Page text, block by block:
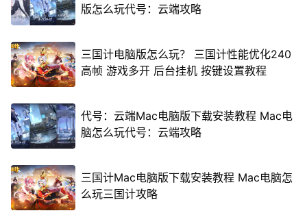
版怎么玩代号：云端攻略
三国计电脑版怎么玩？ 三国计性能优化240
高帧 游戏多开 后台挂机 按键设置教程
代号：云端Mac电脑版下载安装教程 Mac电
脑怎么玩代号：云端攻略
三国计Mac电脑版下载安装教程 Mac电脑怎
么玩三国计攻略